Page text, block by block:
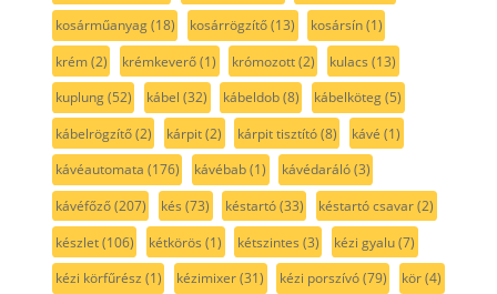
kosárműanyag(18) kosárrögzítő(13) kosársín(1)
krém(2) krémkeverő(1) krómozott(2) kulacs (13)
kuplung(52) kábel (32) kábeldob(8) kábelköteg(5)
kábelrögzítő(2) kárpit(2) kárpit tisztító(8) kávé (1)
kávéautomata (176) kávébab(1) kávédaráló(3)
kávéfőző(207) kés (73) késtartó(33) késtartó csavar(2)
készlet(106) kétkörös (1) kétszintes (3) kézi gyalu(7)
kézi körfűrész (1) kézimixer(31) kézi porszívó(79) kör(4)